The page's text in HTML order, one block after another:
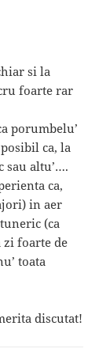
si la
foarte rar
porumbelu’
ca, la
sau altu’….
ca,
in aer
(ca
zi foarte de
toata
discutat!